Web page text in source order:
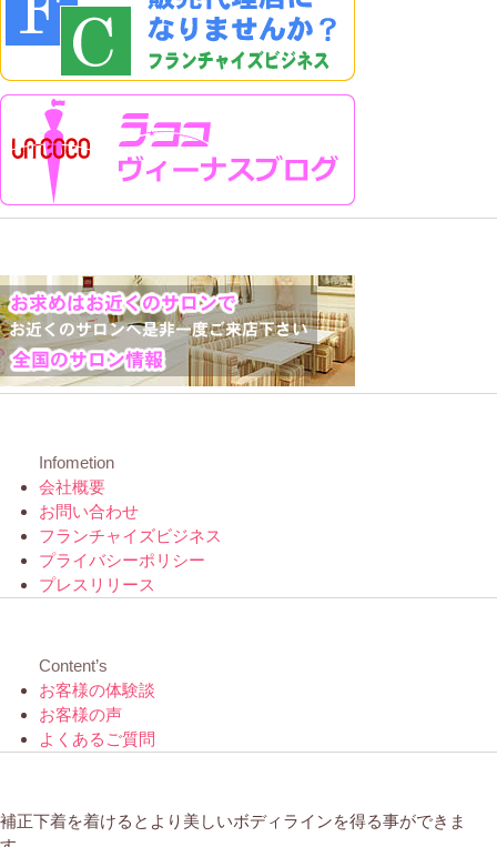
Infometion
会社概要
お問い合わせ
フランチャイズビジネス
プライバシーポリシー
プレスリリース
Content’s
お客様の体験談
お客様の声
よくあるご質問
補正下着を着けるとより美しいボディラインを得る事ができま